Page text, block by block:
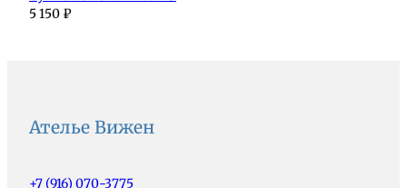
5 150 ₽
Ателье Вижен
+7 (916) 070-3775